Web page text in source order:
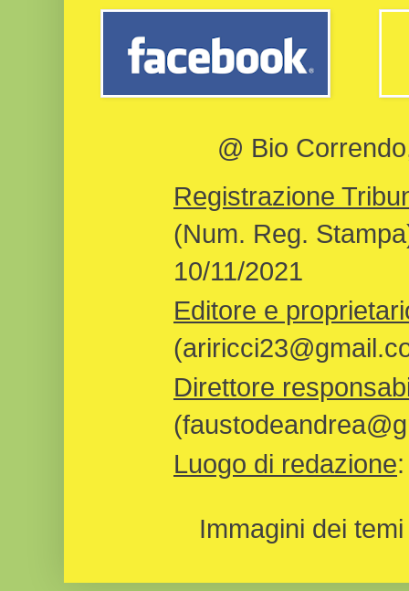
@ Bio
Registrazione
(Num. Reg.
10/11/2021
Editore e
Direttore
Luogo di redazione
Immagini dei